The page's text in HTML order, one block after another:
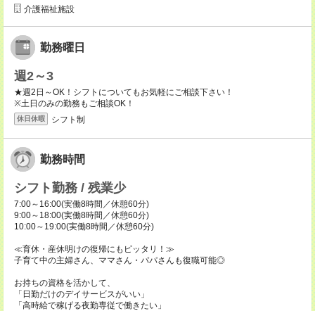
介護福祉施設
勤務曜日
週2～3
★週2日～OK！シフトについてもお気軽にご相談下さい！
※土日のみの勤務もご相談OK！
休日休暇 シフト制
勤務時間
シフト勤務 / 残業少
7:00～16:00(実働8時間／休憩60分)
9:00～18:00(実働8時間／休憩60分)
10:00～19:00(実働8時間／休憩60分)
≪育休・産休明けの復帰にもピッタリ！≫
子育て中の主婦さん、ママさん・パパさんも復職可能◎
お持ちの資格を活かして、
「日勤だけのデイサービスがいい」
「高時給で稼げる夜勤専従で働きたい」